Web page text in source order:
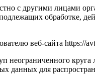
с другими лицами
обработке,
веб-сайта https://
неограниченного круга
данных для